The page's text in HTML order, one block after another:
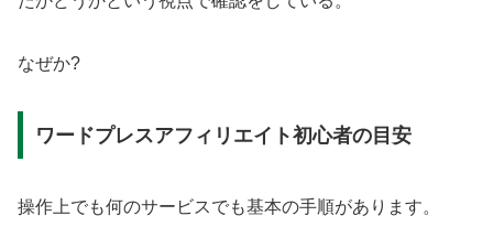
なぜか?
ワードプレスアフィリエイト初心者の目安
操作上でも何のサービスでも基本の手順があります。